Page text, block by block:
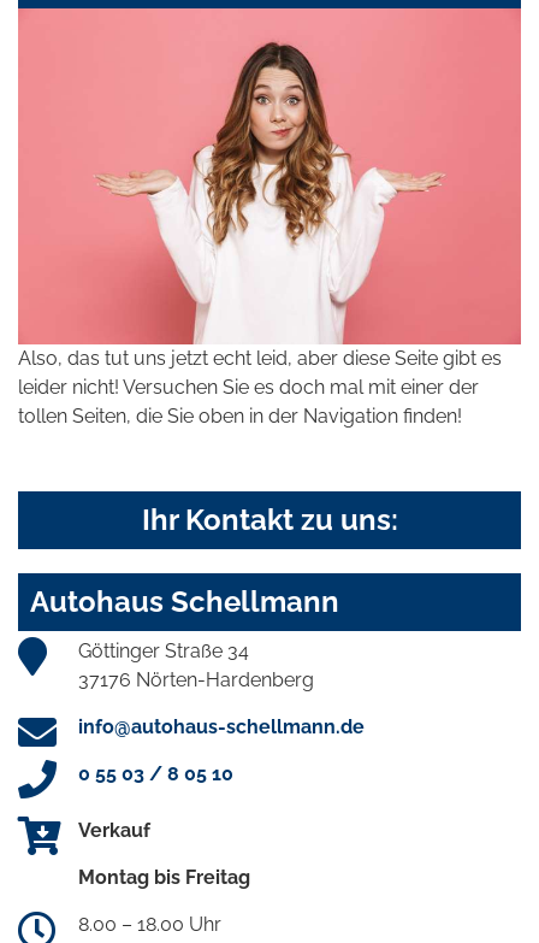
Also, das tut uns jetzt echt leid, aber diese Seite gibt es
leider nicht! Versuchen Sie es doch mal mit einer der
tollen Seiten, die Sie oben in der Navigation finden!
Ihr Kontakt zu uns:
Autohaus Schellmann
Göttinger Straße 34
37176 Nörten-Hardenberg
info@autohaus-schellmann.de
0 55 03 / 8 05 10
Verkauf
Montag bis Freitag
8.00 – 18.00 Uhr